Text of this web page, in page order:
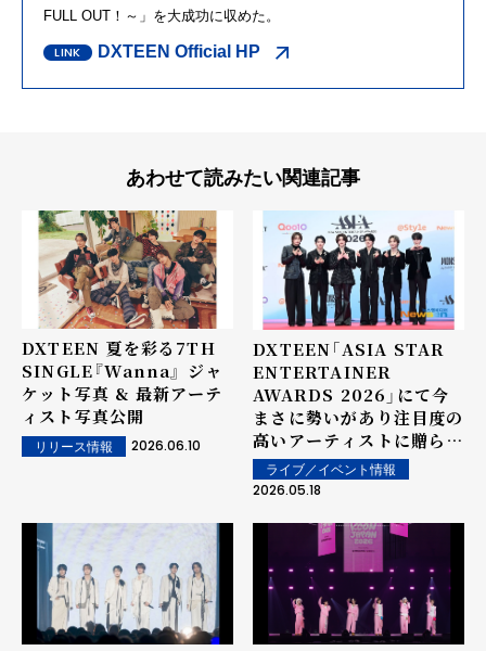
FULL OUT！～」を大成功に収めた。
DXTEEN Official HP
あわせて読みたい関連記事
DXTEEN 夏を彩る7TH
SINGLE『Wanna』 ジャ
ケット写真 & 最新アーテ
ィスト写真公開
リリース情報 2026.06.10
DXTEEN「ASIA STAR
ENTERTAINER
AWARDS 2026」にて今
まさに勢いがあり注目度の
高いアーティストに贈られ
る賞 『HOT ICON』を受
賞！
ライブ／イベント情報
2026.05.18